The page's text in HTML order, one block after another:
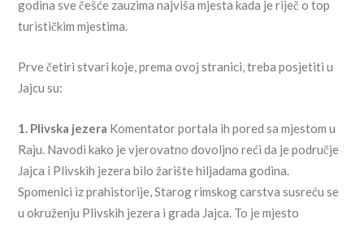
godina sve češće zauzima najviša mjesta kada je riječ o top
turističkim mjestima.
Prve četiri stvari koje, prema ovoj stranici, treba posjetiti u
Jajcu su:
1. Plivska jezera Komentator portala ih pored sa mjestom u
Raju. Navodi kako je vjerovatno dovoljno reći da je područje
Jajca i Plivskih jezera bilo žarište hiljadama godina.
Spomenici iz prahistorije, Starog rimskog carstva susreću se
u okruženju Plivskih jezera i grada Jajca. To je mjesto